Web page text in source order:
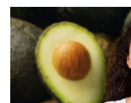
modo